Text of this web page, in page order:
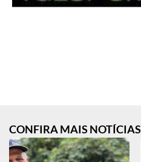
CONFIRA MAIS NOTÍCIAS